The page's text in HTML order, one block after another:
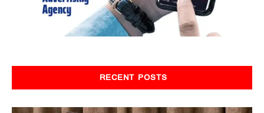
RECENT POSTS